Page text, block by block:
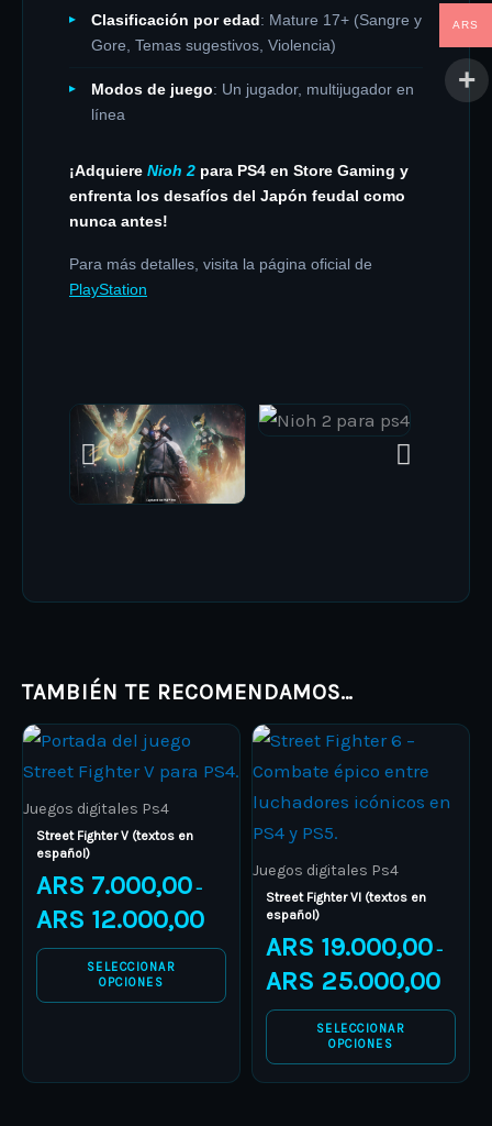
Clasificación por edad: Mature 17+ (Sangre y
Gore, Temas sugestivos, Violencia)
Modos de juego: Un jugador, multijugador en
línea
¡Adquiere Nioh 2 para PS4 en Store Gaming y
enfrenta los desafíos del Japón feudal como
nunca antes!
Para más detalles, visita la página oficial de
PlayStation
TAMBIÉN TE RECOMENDAMOS…
Juegos digitales Ps4
Street Fighter V (textos en
español)
ARS 7.000,00 –
ARS 12.000,00
ARS 7.000,00
ARS 12.000,00
SELECCIONAR
OPCIONES
This
product
has
multiple
variants.
The
options
may
the
Juegos digitales Ps4
Street Fighter VI (textos en
español)
ARS 19.000,00 –
ARS 25.000,00
Price
ARS
SELECCIONAR
OPCIONES
This
product
has
multiple
variants.
The
options
may
be
chosen
the
ARS